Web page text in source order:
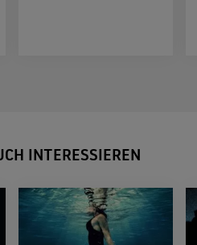
INTERESSIEREN